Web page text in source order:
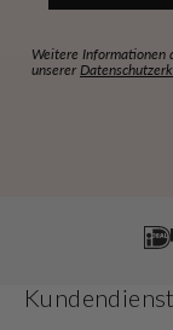
Weitere Informationen
unserer
Kundendienst